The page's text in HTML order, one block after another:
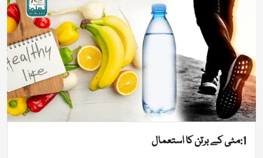
1:مٹی کے برتن کا استعمال